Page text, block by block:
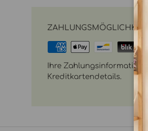
Ihre
Kreditkartendetails.